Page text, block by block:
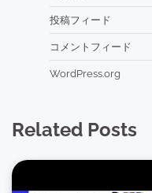
投稿フィード
コメントフィード
WordPress.org
Related Posts